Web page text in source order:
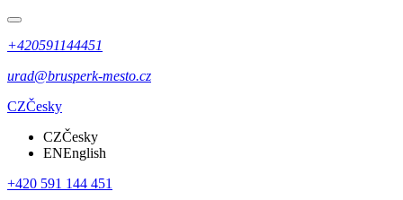
+420591144451
urad@brusperk-mesto.cz
CZČesky
CZČesky
ENEnglish
+420 591 144 451